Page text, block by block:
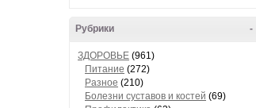
-
Рубрики
ЗДОРОВЬЕ (961)
Питание (272)
Разное (210)
Болезни суставов и костей (69)